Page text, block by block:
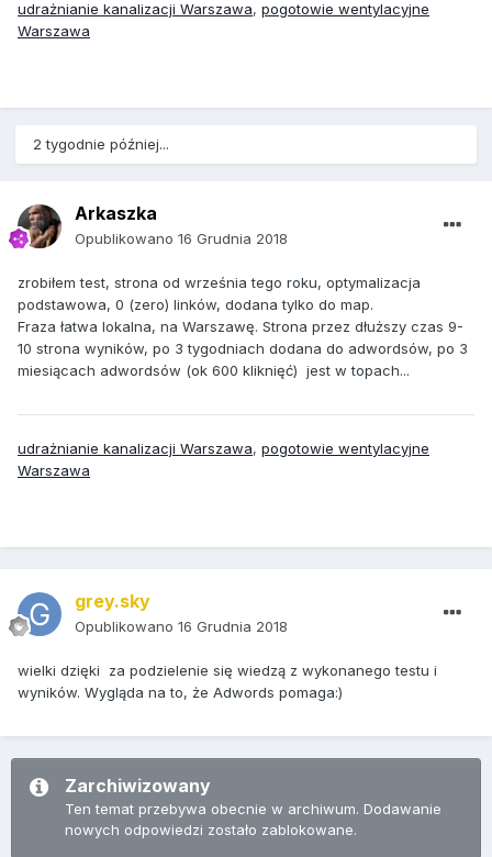
udrażnianie kanalizacji Warszawa, pogotowie wentylacyjne
Warszawa
2 tygodnie później...
Arkaszka
Opublikowano 16 Grudnia 2018
zrobiłem test, strona od września tego roku, optymalizacja
podstawowa, 0 (zero) linków, dodana tylko do map.
Fraza łatwa lokalna, na Warszawę. Strona przez dłuższy czas 9-
10 strona wyników, po 3 tygodniach dodana do adwordsów, po 3
miesiącach adwordsów (ok 600 kliknięć) jest w topach...
udrażnianie kanalizacji Warszawa, pogotowie wentylacyjne
Warszawa
grey.sky
Opublikowano 16 Grudnia 2018
wielki dzięki za podzielenie się wiedzą z wykonanego testu i
wyników. Wygląda na to, że Adwords pomaga:)
Zarchiwizowany
Ten temat przebywa obecnie w archiwum. Dodawanie
nowych odpowiedzi zostało zablokowane.